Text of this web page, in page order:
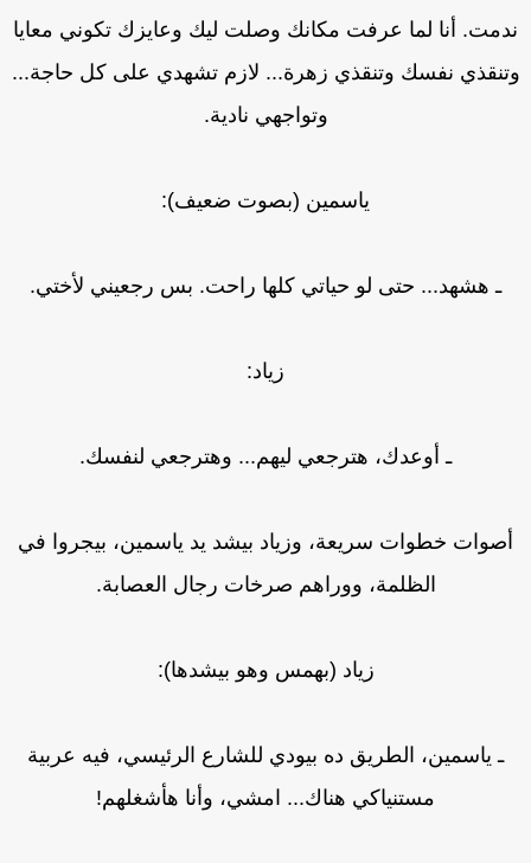
أنا لما عرفت مكانك وصلت ليك وعايزك تكوني معايا
نفسك وتنقذي زهرة... لازم تشهدي على كل حاجة...
وتواجهي نادية.
ياسمين (بصوت ضعيف):
ـ هشهد... حتى لو حياتي كلها راحت. بس رجعيني لأختي.
زياد:
ـ أوعدك، هترجعي ليهم... وهترجعي لنفسك.
خطوات سريعة، وزياد بيشد يد ياسمين، بيجروا في
الظلمة، ووراهم صرخات رجال العصابة.
زياد (بهمس وهو بيشدها):
ـ ياسمين، الطريق ده بيودي للشارع الرئيسي، فيه عربية
مستنياكي هناك... امشي، وأنا هأشغلهم!